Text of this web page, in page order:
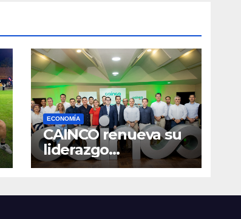
ECONOMÍA
CAINCO renueva su
liderazgo
institucional y
Antelo para una